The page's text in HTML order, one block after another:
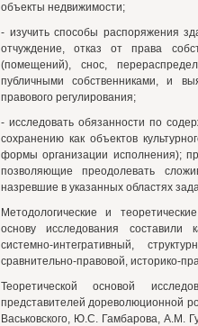
объекты недвижимости;
- изучить способы распоряжения
отчуждение, отказ от права
(помещений), снос,
публичными собственниками, и
правового регулирования;
- исследовать обязанности по
сохранению как объектов
формы организации исполнения);
позволяющие преодолевать
назревшие в указанных областях
Методологические и
основу исследования составили
системно-интегративный,
сравнительно-правовой, историко-
Теоретической основой
представителей дореволюционной
Васьковского, Ю.С. Гамбарова,